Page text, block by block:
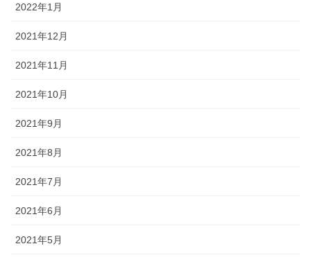
2022年1月
2021年12月
2021年11月
2021年10月
2021年9月
2021年8月
2021年7月
2021年6月
2021年5月